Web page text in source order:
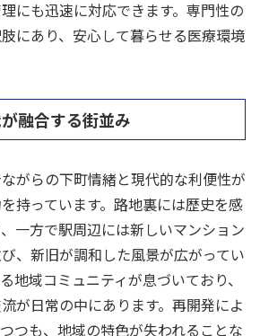
にも迅速に対応できます。専門性の
にあり、安心して暮らせる医療環境
融合する街並み
がらの下町情緒と現代的な利便性が
持っています。路地裏には歴史を感
一方で駅周辺には新しいマンション
、新旧が調和した風景が広がってい
地域コミュニティが息づいており、
が日常の中にあります。再開発によ
つも、地域の特色が失われることな